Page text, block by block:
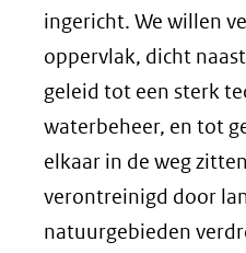
ingericht. We willen
oppervlak, dicht
geleid tot een sterk
waterbeheer, en tot
elkaar in de weg
verontreinigd door
natuurgebieden